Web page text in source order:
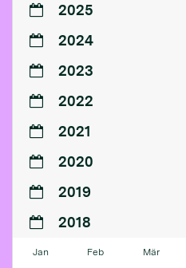
2025
2024
2023
2022
2021
2020
2019
2018
Jan Feb Mär